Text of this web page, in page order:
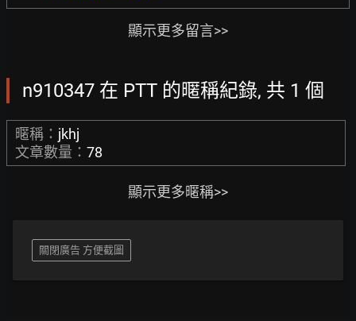
顯示更多留言>>
n910347 在 PTT 的暱稱紀錄, 共 1 個
暱稱： jkhj
文章數量： 78
顯示更多暱稱>>
關閉廣告 方便截圖